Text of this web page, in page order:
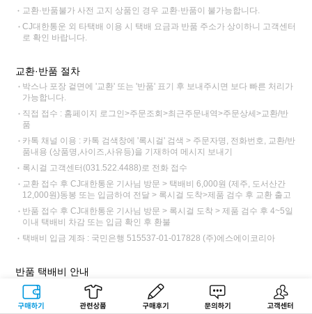
구매하기 관련상품 상품후기 문의하기 고객센터
교환·반품불가 사전 고지 상품인 경우 교환·반품이 불가능합니다.
CJ대한통운 외 타택배 이용 시 택배 요금과 반품 주소가 상이하니 고객센터
로 확인 바랍니다.
교환·반품 절차
박스나 포장 겉면에 '교환' 또는 '반품' 표기 후 보내주시면 보다 빠른 처리가
가능합니다.
직접 접수 : 홈페이지 로그인>주문조회>최근주문내역>주문상세>교환/반
품
카톡 채널 이용 : 카톡 검색창에 '록시걸' 검색 > 주문자명, 전화번호, 교환/반
품내용 (상품명,사이즈,사유등)을 기재하여 메시지 보내기
록시걸 고객센터(031.522.4488)로 전화 접수
교환 접수 후 CJ대한통운 기사님 방문 > 택배비 6,000원 (제주, 도서산간
12,000원)동봉 또는 입금하여 전달 > 록시걸 도착>제품 검수 후 교환 출고
반품 접수 후 CJ대한통운 기사님 방문 > 록시걸 도착 > 제품 검수 후 4~5일
이내 택배비 차감 또는 입금 확인 후 환불
택배비 입금 계좌 : 국민은행 515537-01-017828 (주)에스에이코리아
반품 택배비 안내
휴대폰/쓱페이 결제는 택배비 차감이 불가하여 입금만 가능합니다.
전체 반품시 : 초기 무료 배송비 포함 6,000원 (제주, 도서산간 12,000원)